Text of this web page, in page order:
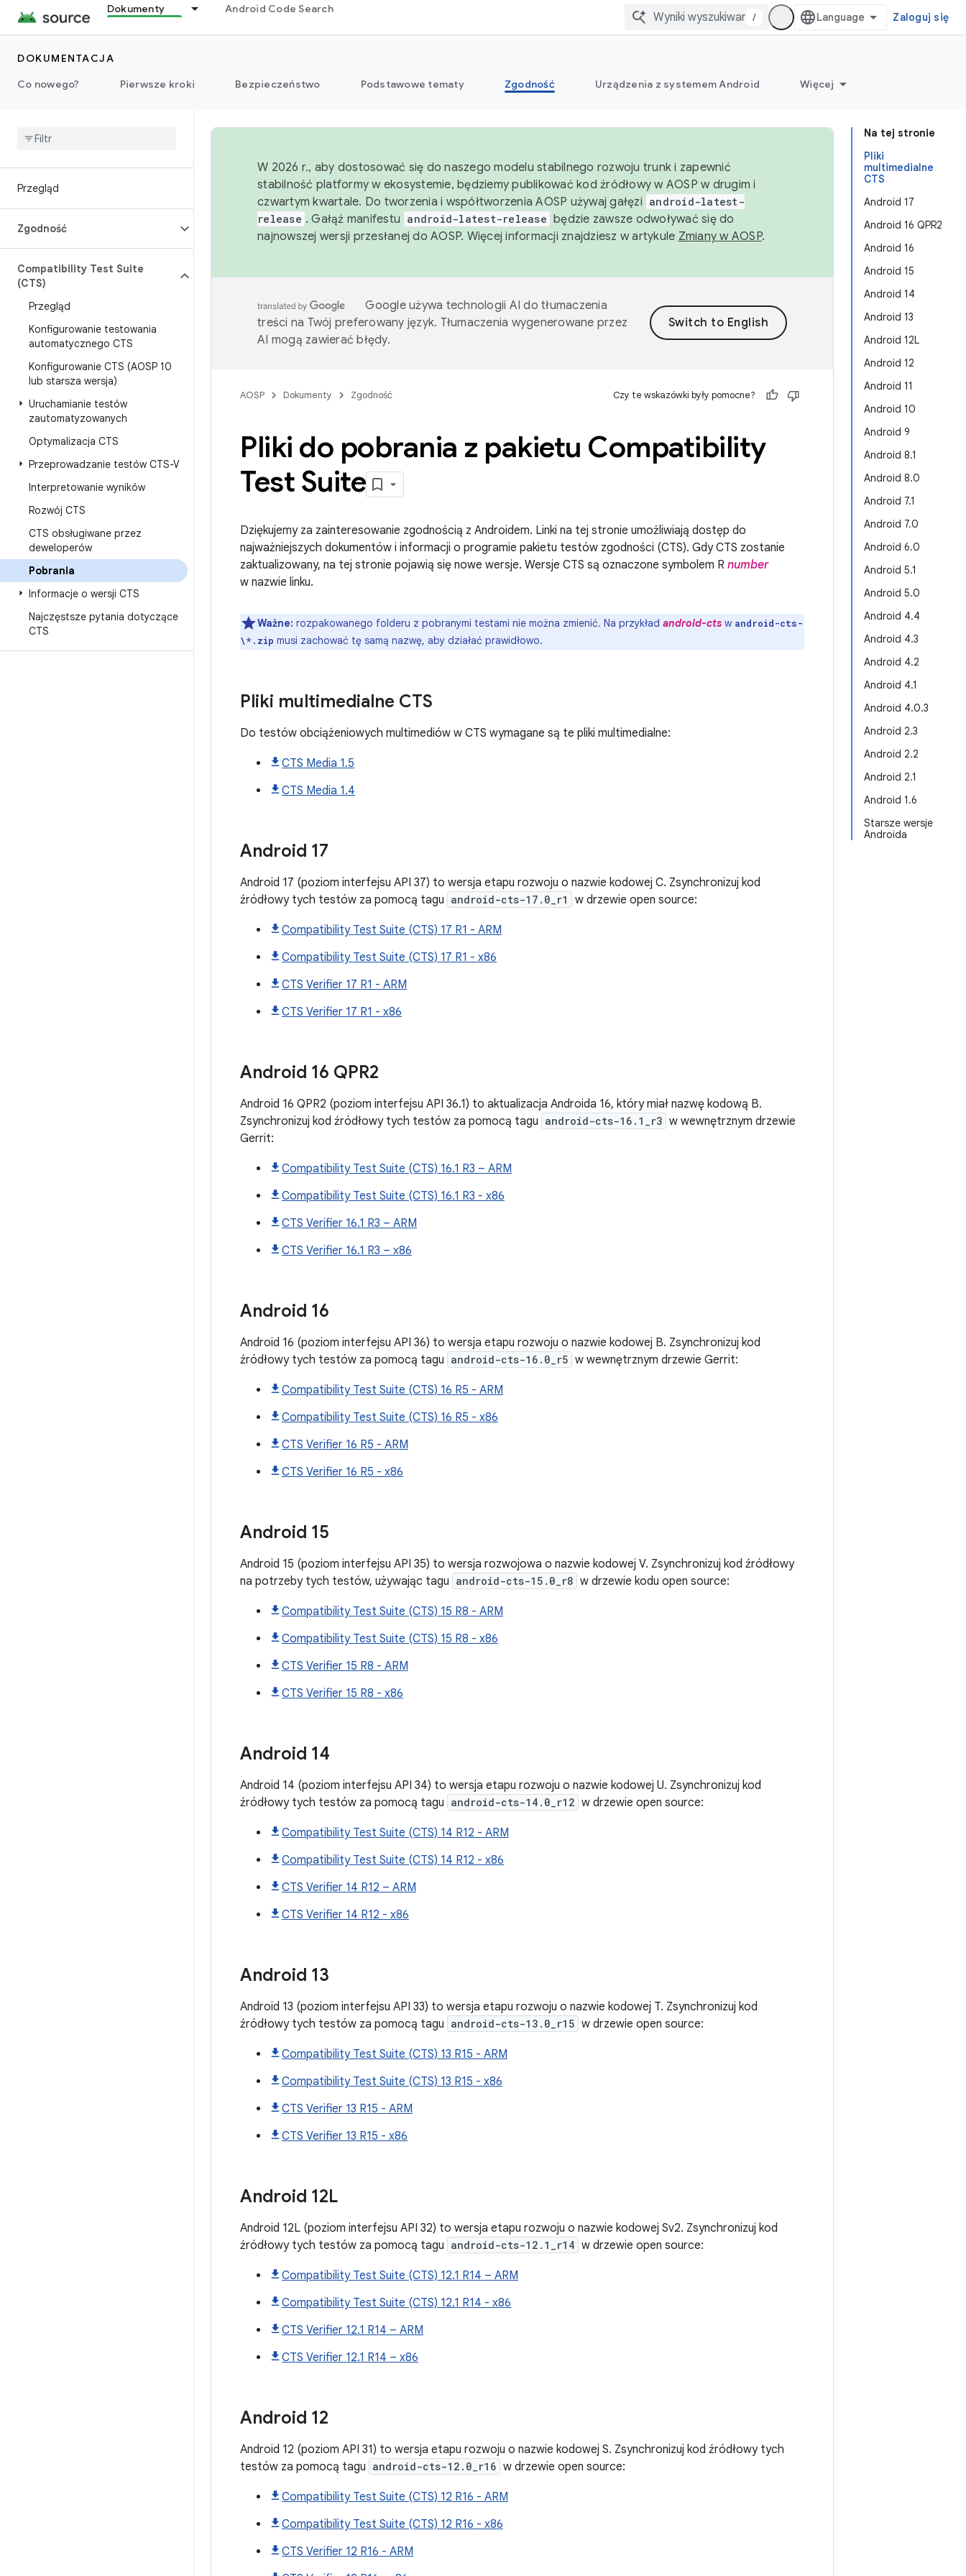
Dokumenty Android Code Search
/ Zaloguj się
DOKUMENTACJA
Co nowego?
Pierwsze kroki Bezpieczeństwo Podstawowe tematy Zgodność Urządzenia z systemem Android Więcej
Przegląd
Zgodność
Compatibility Test Suite
(CTS)
Przegląd
Konfigurowanie testowania
automatycznego CTS
Konfigurowanie CTS (AOSP 10
lub starsza wersja)
Uruchamianie testów
zautomatyzowanych
Optymalizacja CTS
Przeprowadzanie testów CTS-V
Interpretowanie wyników
Rozwój CTS
CTS obsługiwane przez
deweloperów
Pobrania
Informacje o wersji CTS
Najczęstsze pytania dotyczące
CTS
Na tej stronie
Pliki
multimedialne
CTS
Android 17
Android 16 QPR2
Android 16
Android 15
Android 14
Android 13
Android 12L
Android 12
Android 11
Android 10
Android 9
Android 8.1
Android 8.0
Android 7.1
Android 7.0
Android 6.0
Android 5.1
Android 5.0
Android 4.4
Android 4.3
Android 4.2
Android 4.1
Android 4.0.3
Android 2.3
Android 2.2
Android 2.1
Android 1.6
Starsze wersje
Androida
W 2026 r., aby dostosować się do naszego modelu stabilnego rozwoju trunk i zapewnić
stabilność platformy w ekosystemie, będziemy publikować kod źródłowy w AOSP w drugim i
czwartym kwartale. Do tworzenia i współtworzenia AOSP używaj gałęzi android-latest-
release . Gałąź manifestu android-latest-release będzie zawsze odwoływać się do
najnowszej wersji przesłanej do AOSP. Więcej informacji znajdziesz w artykule Zmiany w AOSP.
Google używa technologii AI do tłumaczenia
treści na Twój preferowany język. Tłumaczenia wygenerowane przez
AI mogą zawierać błędy.
AOSP Dokumenty Zgodność Czy te wskazówki były pomocne?
Pliki do pobrania z pakietu Compatibility
Test Suite
Dziękujemy za zainteresowanie zgodnością z Androidem. Linki na tej stronie umożliwiają dostęp do
najważniejszych dokumentów i informacji o programie pakietu testów zgodności (CTS). Gdy CTS zostanie
zaktualizowany, na tej stronie pojawią się nowe wersje. Wersje CTS są oznaczone symbolem R number
w nazwie linku.
Ważne: rozpakowanego folderu z pobranymi testami nie można zmienić. Na przykład android-cts w android-cts-
\*.zip musi zachować tę samą nazwę, aby działać prawidłowo.
Pliki multimedialne CTS
Do testów obciążeniowych multimediów w CTS wymagane są te pliki multimedialne:
CTS Media 1.5
CTS Media 1.4
Android 17
Android 17 (poziom interfejsu API 37) to wersja etapu rozwoju o nazwie kodowej C. Zsynchronizuj kod
źródłowy tych testów za pomocą tagu android-cts-17.0_r1 w drzewie open source:
Compatibility Test Suite (CTS) 17 R1 - ARM
Compatibility Test Suite (CTS) 17 R1 - x86
CTS Verifier 17 R1 - ARM
CTS Verifier 17 R1 - x86
Android 16 QPR2
Android 16 QPR2 (poziom interfejsu API 36.1) to aktualizacja Androida 16, który miał nazwę kodową B.
Zsynchronizuj kod źródłowy tych testów za pomocą tagu android-cts-16.1_r3 w wewnętrznym drzewie
Gerrit:
Compatibility Test Suite (CTS) 16.1 R3 – ARM
Compatibility Test Suite (CTS) 16.1 R3 - x86
CTS Verifier 16.1 R3 – ARM
CTS Verifier 16.1 R3 – x86
Android 16
Android 16 (poziom interfejsu API 36) to wersja etapu rozwoju o nazwie kodowej B. Zsynchronizuj kod
źródłowy tych testów za pomocą tagu android-cts-16.0_r5 w wewnętrznym drzewie Gerrit:
Compatibility Test Suite (CTS) 16 R5 - ARM
Compatibility Test Suite (CTS) 16 R5 - x86
CTS Verifier 16 R5 - ARM
CTS Verifier 16 R5 - x86
Android 15
Android 15 (poziom interfejsu API 35) to wersja rozwojowa o nazwie kodowej V. Zsynchronizuj kod źródłowy
na potrzeby tych testów, używając tagu android-cts-15.0_r8 w drzewie kodu open source:
Compatibility Test Suite (CTS) 15 R8 - ARM
Compatibility Test Suite (CTS) 15 R8 - x86
CTS Verifier 15 R8 - ARM
CTS Verifier 15 R8 - x86
Android 14
Android 14 (poziom interfejsu API 34) to wersja etapu rozwoju o nazwie kodowej U. Zsynchronizuj kod
źródłowy tych testów za pomocą tagu android-cts-14.0_r12 w drzewie open source:
Compatibility Test Suite (CTS) 14 R12 - ARM
Compatibility Test Suite (CTS) 14 R12 - x86
CTS Verifier 14 R12 – ARM
CTS Verifier 14 R12 - x86
Android 13
Android 13 (poziom interfejsu API 33) to wersja etapu rozwoju o nazwie kodowej T. Zsynchronizuj kod
źródłowy tych testów za pomocą tagu android-cts-13.0_r15 w drzewie open source:
Compatibility Test Suite (CTS) 13 R15 - ARM
Compatibility Test Suite (CTS) 13 R15 - x86
CTS Verifier 13 R15 - ARM
CTS Verifier 13 R15 - x86
Android 12L
Android 12L (poziom interfejsu API 32) to wersja etapu rozwoju o nazwie kodowej Sv2. Zsynchronizuj kod
źródłowy tych testów za pomocą tagu android-cts-12.1_r14 w drzewie open source:
Compatibility Test Suite (CTS) 12.1 R14 – ARM
Compatibility Test Suite (CTS) 12.1 R14 - x86
CTS Verifier 12.1 R14 – ARM
CTS Verifier 12.1 R14 – x86
Android 12
Android 12 (poziom API 31) to wersja etapu rozwoju o nazwie kodowej S. Zsynchronizuj kod źródłowy tych
testów za pomocą tagu android-cts-12.0_r16 w drzewie open source:
Compatibility Test Suite (CTS) 12 R16 - ARM
Compatibility Test Suite (CTS) 12 R16 - x86
CTS Verifier 12 R16 - ARM